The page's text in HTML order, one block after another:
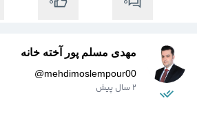
مهدی مسلم پور آخته خانه
@mehdimoslempour00
2 سال پیش